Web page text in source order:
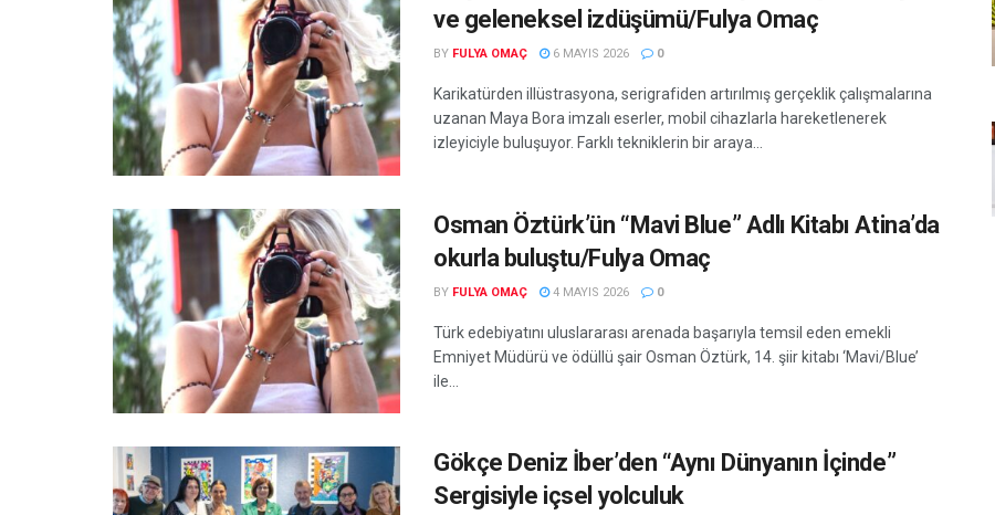
ve geleneksel izdüşümü/Fulya Omaç
BY FULYA OMAÇ 6 MAYIS 2026 0
Karikatürden illüstrasyona, serigrafiden artırılmış gerçeklik çalışmalarına
uzanan Maya Bora imzalı eserler, mobil cihazlarla hareketlenerek
izleyiciyle buluşuyor. Farklı tekniklerin bir araya...
Osman Öztürk’ün “Mavi Blue” Adlı Kitabı Atina’da
okurla buluştu/Fulya Omaç
BY FULYA OMAÇ 4 MAYIS 2026 0
Türk edebiyatını uluslararası arenada başarıyla temsil eden emekli
Emniyet Müdürü ve ödüllü şair Osman Öztürk, 14. şiir kitabı ‘Mavi/Blue’
ile...
Gökçe Deniz İber’den “Aynı Dünyanın İçinde”
Sergisiyle içsel yolculuk